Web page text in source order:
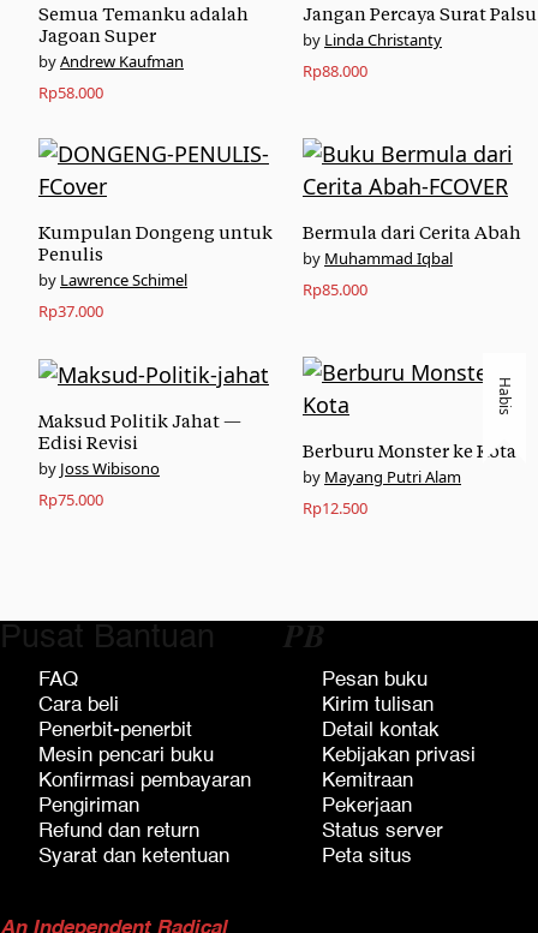
Semua Temanku adalah
Jagoan Super
Andrew Kaufman
Rp58.000
Jangan Percaya Surat Palsu
Linda Christanty
Rp88.000
Kumpulan Dongeng untuk
Penulis
Lawrence Schimel
Rp37.000
Bermula dari Cerita Abah
Muhammad Iqbal
Rp85.000
Maksud Politik Jahat —
Edisi Revisi
Joss Wibisono
Rp75.000
Habis
Berburu Monster ke Kota
Mayang Putri Alam
Rp12.500
Pusat Bantuan
FAQ
Cara beli
Penerbit-penerbit
Mesin pencari buku
Konfirmasi pembayaran
Pengiriman
Refund dan return
Syarat dan ketentuan
𝑷𝑩
Pesan buku
Kirim tulisan
Detail kontak
Kebijakan privasi
Kemitraan
Pekerjaan
Status server
Peta situs